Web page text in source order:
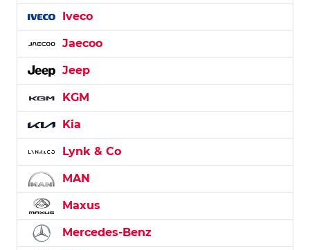
Iveco
Jaecoo
Jeep
KGM
Kia
Lynk & Co
MAN
Maxus
Mercedes-Benz